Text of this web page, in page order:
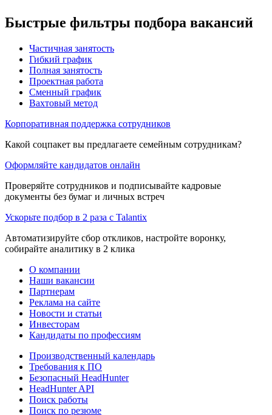
Быстрые фильтры подбора вакансий
Частичная занятость
Гибкий график
Полная занятость
Проектная работа
Сменный график
Вахтовый метод
Корпоративная поддержка сотрудников
Какой соцпакет вы предлагаете семейным сотрудникам?
Оформляйте кандидатов онлайн
Проверяйте сотрудников и подписывайте кадровые
документы без бумаг и личных встреч
Ускорьте подбор в 2 раза с Talantix
Автоматизируйте сбор откликов, настройте воронку,
собирайте аналитику в 2 клика
О компании
Наши вакансии
Партнерам
Реклама на сайте
Новости и статьи
Инвесторам
Кандидаты по профессиям
Производственный календарь
Требования к ПО
Безопасный HeadHunter
HeadHunter API
Поиск работы
Поиск по резюме